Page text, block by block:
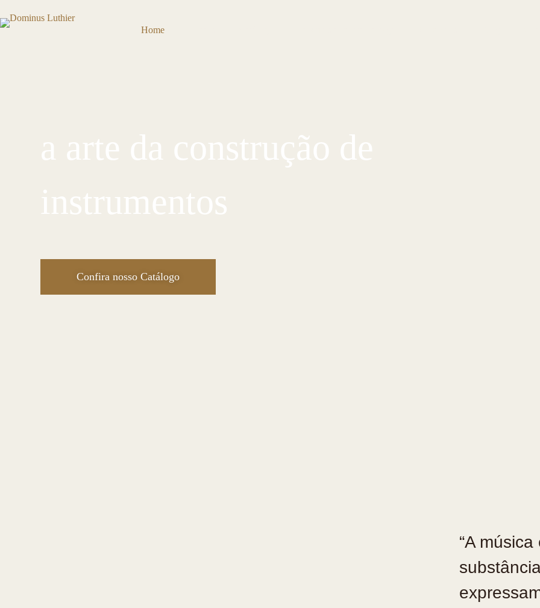
Home
a arte da construção de
instrumentos
Confira nosso Catálogo
“⁠A